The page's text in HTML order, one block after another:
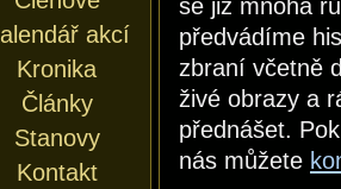
se již mnoha
předvádíme
zbraní včetně
živé obrazy a
přednášet.
nás můžete
akcí
Kronika
Články
Stanovy
Kontakt